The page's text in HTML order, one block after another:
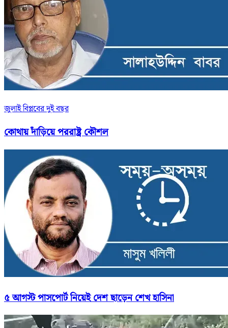
জুলাই বিপ্লবের দুই বছর
কোথায় দাঁড়িয়ে পররাষ্ট্র কৌশল
৫ আগস্ট পাসপোর্ট নিয়েই দেশ ছাড়েন শেখ হাসিনা